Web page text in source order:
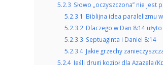
5.2.3 Słowo „oczyszczona” nie jest
5.2.3.1 Biblijna idea paralelizmu
5.2.3.2 Dlaczego w Dan 8:14
5.2.3.3 Septuaginta i Daniel 8:14
5.2.3.4 Jakie grzechy
5.2.4 Jeśli drugi kozioł dla Azazela